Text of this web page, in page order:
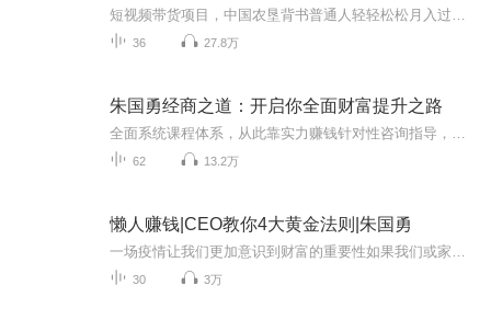
36 27.8万
朱国勇经商之道：开启你全面财富提升之路
62 13.2万
懒人赚钱|CEO教你4大黄金法则|朱国勇
30 3万